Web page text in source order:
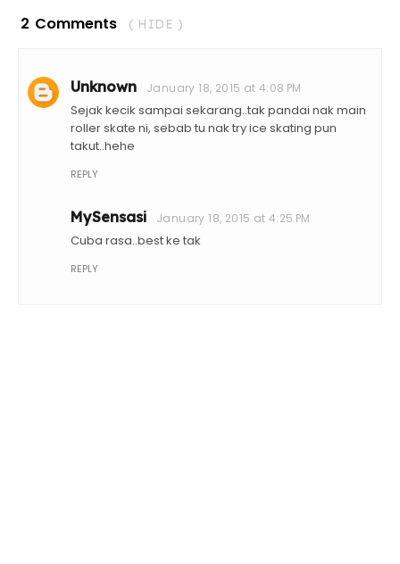
2 Comments ( HIDE )
Unknown January 18, 2015 at 4:08 PM
Sejak kecik sampai sekarang..tak pandai nak main
roller skate ni, sebab tu nak try ice skating pun
takut..hehe
REPLY
MySensasi January 18, 2015 at 4:25 PM
Cuba rasa..best ke tak
REPLY